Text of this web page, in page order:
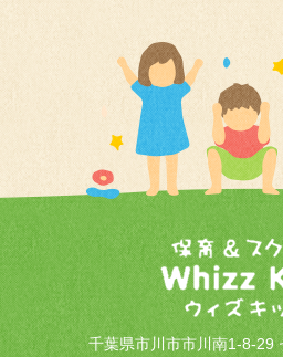
千葉県市川市市川南1-8-29